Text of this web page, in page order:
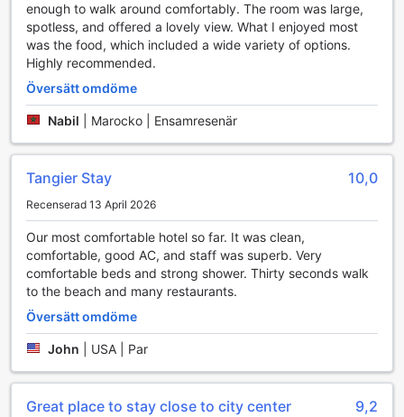
För den aktive gästen erbjuder Hilton Garden Inn Tanger
City Center ett fullt utrustat fitnesscenter, perfekt för att
hålla igång under din vistelse. Oavsett om du vill starta
dagen med ett energigivande träningspass eller koppla av
efter en lång dag, finns det moderna maskiner och fri vikter
tillgängliga för att möta alla träningsbehov. Träningslokalen
är designad för att skapa en inspirerande och bekväm
miljö, så att du kan fokusera på din hälsa och välmående.
Bekvämligheter på Hilton Garden Inn Tanger City Center
Hilton Garden Inn Tanger City Center erbjuder en rad
bekvämligheter för att göra din vistelse så bekväm som
möjligt. Njut av smidig tillgång till gratis Wi-Fi i alla rum
samt i de gemensamma utrymmena, vilket gör att du enkelt
kan hålla kontakten eller arbeta under din resa. För extra
komfort finns också tillgång till daglig städning av rummen,
vilket säkerställer att ditt boende alltid är rent och
inbjudande. Dessutom kan du använda hotellets
vistelsen och förvara dina värdesaker säkert i hotellets
luggage storage när du utforskar staden. Om du önskar en
enough to walk around comfortably. The room was large,
spotless, and offered a lovely view. What I enjoyed most
was the food, which included a wide variety of options.
Highly recommended.
Översätt omdöme
Nabil Marocko | Ensamresenär
Tangier Stay 10,0
Recenserad 13 April 2026
Our most comfortable hotel so far. It was clean,
comfortable, good AC, and staff was superb. Very
comfortable beds and strong shower. Thirty seconds walk
to the beach and many restaurants.
Översätt omdöme
John USA | Par
Great place to stay close to city center 9,2